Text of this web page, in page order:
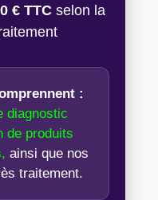
€ TTC selon la
:
diagnostic
de produits
ainsi que nos
traitement.